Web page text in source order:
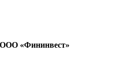
ООО «Фининвест»